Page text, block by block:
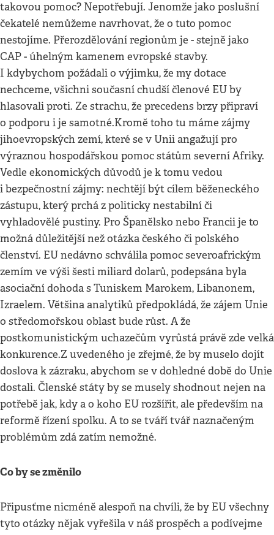
takovou pomoc? Nepotřebují. Jenomže jako poslušní
čekatelé nemůžeme navrhovat, že o tuto pomoc
nestojíme. Přerozdělování regionům je - stejně jako
CAP - úhelným kamenem evropské stavby.
I kdybychom požádali o výjimku, že my dotace
nechceme, všichni současní chudší členové EU by
hlasovali proti. Ze strachu, že precedens brzy připraví
o podporu i je samotné.Kromě toho tu máme zájmy
jihoevropských zemí, které se v Unii angažují pro
výraznou hospodářskou pomoc státům severní Afriky.
Vedle ekonomických důvodů je k tomu vedou
i bezpečnostní zájmy: nechtějí být cílem běženeckého
zástupu, který prchá z politicky nestabilní či
vyhladovělé pustiny. Pro Španělsko nebo Francii je to
možná důležitější než otázka českého či polského
členství. EU nedávno schválila pomoc severoafrickým
zemím ve výši šesti miliard dolarů, podepsána byla
asociační dohoda s Tuniskem Marokem, Libanonem,
Izraelem. Většina analytiků předpokládá, že zájem Unie
o středomořskou oblast bude růst. A že
postkomunistickým uchazečům vyrůstá právě zde velká
konkurence.Z uvedeného je zřejmé, že by muselo dojít
doslova k zázraku, abychom se v dohledné době do Unie
dostali. Členské státy by se musely shodnout nejen na
potřebě jak, kdy a o koho EU rozšířit, ale především na
reformě řízení spolku. A to se tváří tvář naznačeným
problémům zdá zatím nemožné.
Co by se změnilo
Připusťme nicméně alespoň na chvíli, že by EU všechny
tyto otázky nějak vyřešila v náš prospěch a podívejme